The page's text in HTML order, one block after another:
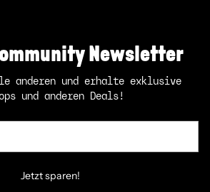
Newsletter
anderen und erhalte exklusive
und anderen Deals!
Jetzt sparen!